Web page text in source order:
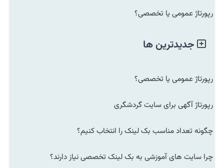
رپورتاژ عمومی یا تخصصی؟
جدیدترین ها
رپورتاژ عمومی یا تخصصی؟
رپورتاژ آگهی برای سایت گردشگری
چگونه تعداد مناسب بک لینک را انتخاب کنیم؟
چرا سایت های آموزشی به بک لینک تخصصی نیاز دارند؟